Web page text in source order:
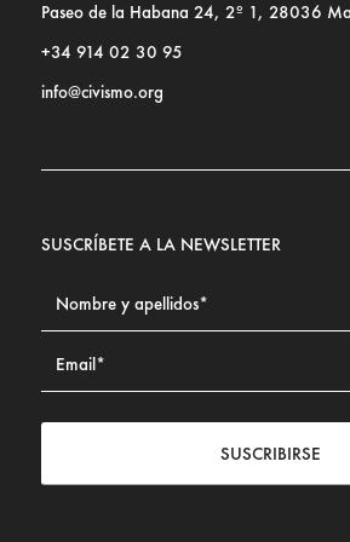
Paseo de la Habana 24, 2º 1, 28036
+34 914 02 30 95
info@civismo.org
SUSCRÍBETE A LA NEWSLETTER
SUSCRIBIRSE